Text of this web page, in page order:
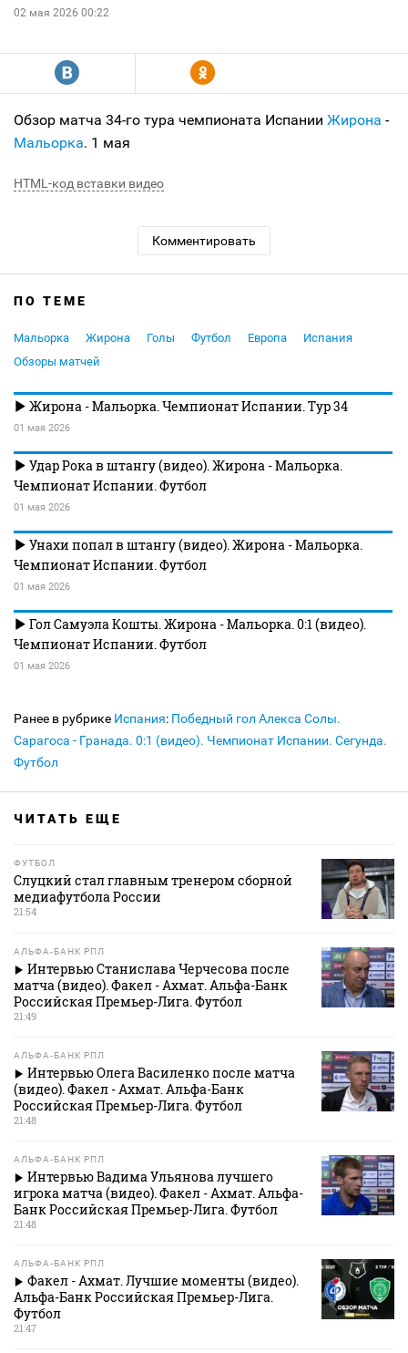
02 мая 2026 00:22
R Y
Обзор матча 34-го тура чемпионата Испании Жирона -
Мальорка. 1 мая
HTML-код вставки видео
Комментировать
ПО ТЕМЕ
Мальорка Жирона Голы Футбол Европа
Испания
Обзоры матчей
Жирона - Мальорка. Чемпионат Испании. Тур 34
01 мая 2026
Удар Рока в штангу (видео). Жирона - Мальорка.
Чемпионат Испании. Футбол
01 мая 2026
Унахи попал в штангу (видео). Жирона - Мальорка.
Чемпионат Испании. Футбол
01 мая 2026
Гол Самуэла Кошты. Жирона - Мальорка. 0:1 (видео).
Чемпионат Испании. Футбол
01 мая 2026
Ранее в рубрике Испания: Победный гол Алекса Солы.
Сарагоса - Гранада. 0:1 (видео). Чемпионат Испании. Сегунда.
Футбол
ЧИТАТЬ ЕЩЕ
ФУТБОЛ
Слуцкий стал главным тренером сборной
медиафутбола России
21:54
АЛЬФА-БАНК РПЛ
Интервью Станислава Черчесова после
матча (видео). Факел - Ахмат. Альфа-Банк
Российская Премьер-Лига. Футбол
21:49
АЛЬФА-БАНК РПЛ
Интервью Олега Василенко после матча
(видео). Факел - Ахмат. Альфа-Банк
Российская Премьер-Лига. Футбол
21:48
АЛЬФА-БАНК РПЛ
Интервью Вадима Ульянова лучшего
игрока матча (видео). Факел - Ахмат. Альфа-
Банк Российская Премьер-Лига. Футбол
21:48
АЛЬФА-БАНК РПЛ
Факел - Ахмат. Лучшие моменты (видео).
Альфа-Банк Российская Премьер-Лига.
Футбол
21:47